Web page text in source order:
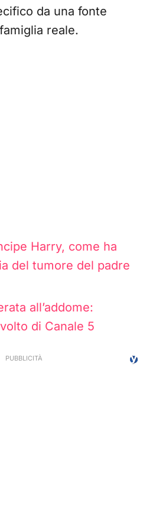
da una fonte
reale.
Harry, come ha
del tumore del padre
all’addome:
di Canale 5